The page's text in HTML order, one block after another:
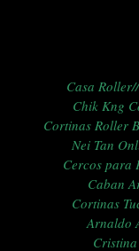
Casa Roller//
Chik Kng
Cortinas Roller
Nei Tan
Cercos para
Caban
Cortinas
Arnaldo